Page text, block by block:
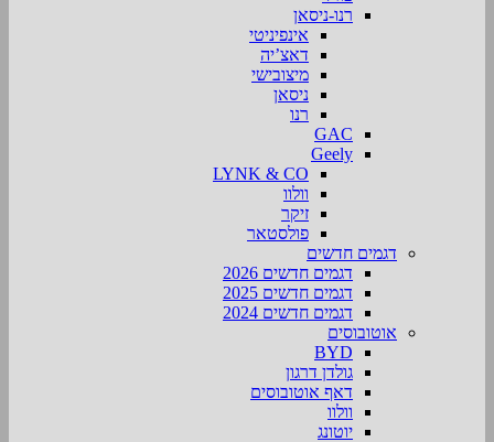
רנו-ניסאן
אינפיניטי
דאצ’יה
מיצובישי
ניסאן
רנו
GAC
Geely
LYNK & CO
וולוו
זיקר
פולסטאר
דגמים חדשים
דגמים חדשים 2026
דגמים חדשים 2025
דגמים חדשים 2024
אוטובוסים
BYD
גולדן דרגון
דאף אוטובוסים
וולוו
יוטונג